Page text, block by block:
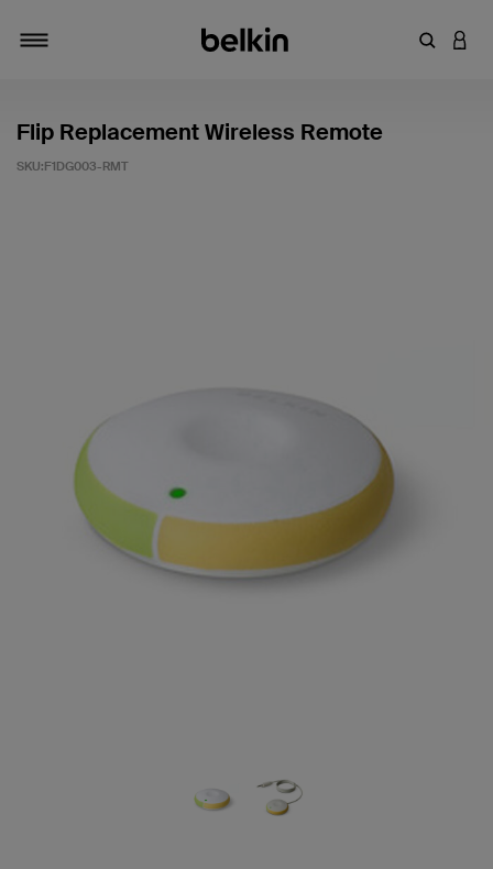
Saisir
Flip Replacement Wireless Remote
SKU:F1DG003-RMT